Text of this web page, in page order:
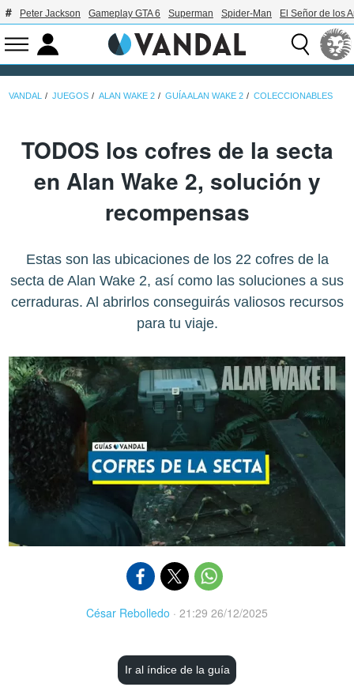
Peter Jackson Gameplay GTA 6 Superman Spider-Man El Señor de los
VANDAL JUEGOS ALAN WAKE 2 GUÍA ALAN WAKE 2 COLECCIONABLES
TODOS los cofres de la secta
en Alan Wake 2, solución y
recompensas
Estas son las ubicaciones de los 22 cofres de la
secta de Alan Wake 2, así como las soluciones a sus
cerraduras. Al abrirlos conseguirás valiosos recursos
para tu viaje.
César Rebolledo · 21:29 26/12/2025
Ir al índice de la guía